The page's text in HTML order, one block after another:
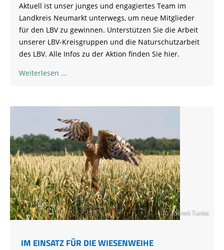
Aktuell ist unser junges und engagiertes Team im
Landkreis Neumarkt unterwegs, um neue Mitglieder
für den LBV zu gewinnen. Unterstützen Sie die Arbeit
unserer LBV-Kreisgruppen und die Naturschutzarbeit
des LBV. Alle Infos zu der Aktion finden Sie hier.
Weiterlesen
© Zdenek Tunka
IM EINSATZ FÜR DIE WIESENWEIHE